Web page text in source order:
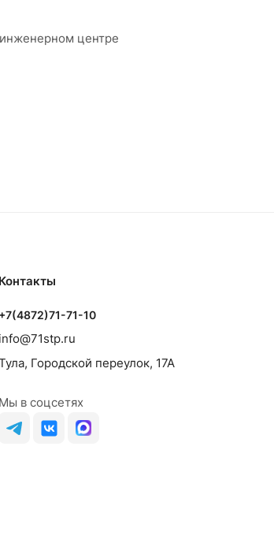
центре
Контакты
+7(4872)71-71-10
info@71stp.ru
Городской переулок, 17А
Мы в соцсетях